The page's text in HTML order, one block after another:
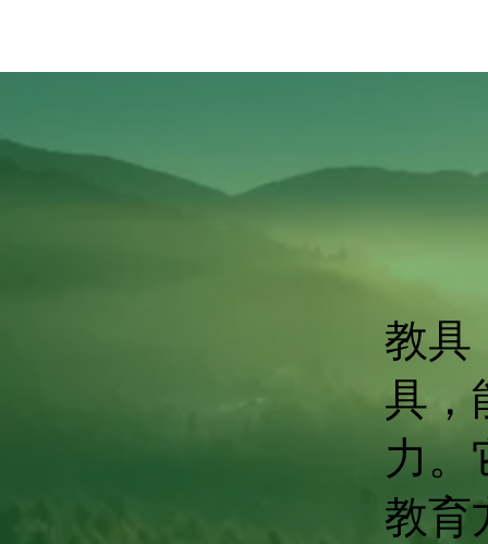
教具
具，
力。
教育